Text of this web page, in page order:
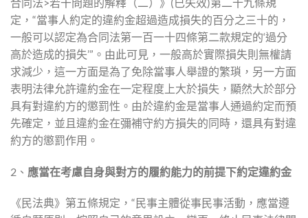
定，“當事人約定的違約金超過造成損失的百分之三十的，
一般可以認定為合同法第一百一十四條第二款規定的‘過分
高於造成的損失’”。由此可見，一般高於實際損失則無權請
求減少，這一方面是為了免除當事人舉證的繁瑣，另一方面
表明法律允許違約金在一定程度上大於損失，顯然大於部分
具有對違約方的懲罰性。由於違約金是當事人通過約定而預
先確定，並且違約金在彌補守約方損失的同時，還具有對違
約方的懲罰作用。
2、 應當在考慮自身與對方的履約能力的前提下約定違約金
《民法典》第五條規定，“民事主體從事民事活動，應當遵